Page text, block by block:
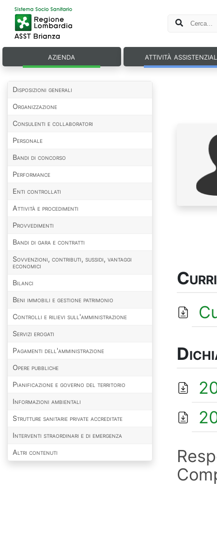
azienda attività
Disposizioni generali
Organizzazione
Consulenti e collaboratori
Personale
Bandi di concorso
Performance
Enti controllati
Attività e procedimenti
Provvedimenti
Bandi di gara e contratti
Sovvenzioni, contributi, sussidi, vantaggi
economici
Bilanci
Beni immobili e gestione patrimonio
Controlli e rilievi sull'amministrazione
Servizi erogati
Pagamenti dell'amministrazione
Opere pubbliche
Pianificazione e governo del territorio
Informazioni ambientali
Strutture sanitarie private accreditate
Interventi straordinari e di emergenza
Altri contenuti